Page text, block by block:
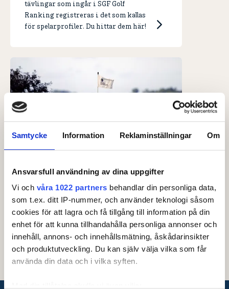
Samtycke Information Reklaminställningar Om
Ansvarsfull användning av dina uppgifter
Vi och våra 1022 partners behandlar din personliga data,
som t.ex. ditt IP-nummer, och använder teknologi såsom
cookies för att lagra och få tillgång till information på din
enhet för att kunna tillhandahålla personliga annonser och
innehåll, annons- och innehållsmätning, åskådarinsikter
och produktutveckling. Du kan själv välja vilka som får
använda din data och i vilka syften.
tävlingar som ingår i SGF Golf
Ranking registreras i det som kallas
för spelarprofiler. Du hittar dem här!
Andra tävlingar.
Tävlingar som inte per automatik är
inkluderade i SGF Golf Ranking (se
punkt 3 i manualen) finns listade
följande dokument.